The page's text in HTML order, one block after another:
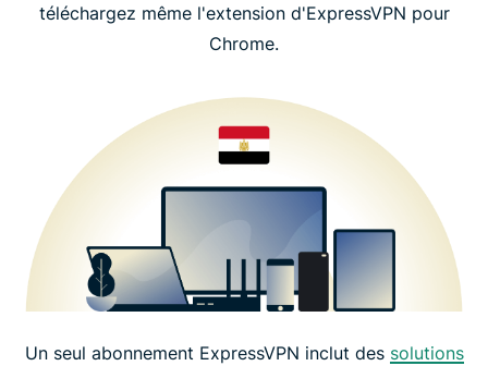
téléchargez même l'extension d'ExpressVPN pour
Chrome.
Un seul abonnement ExpressVPN inclut des solutions